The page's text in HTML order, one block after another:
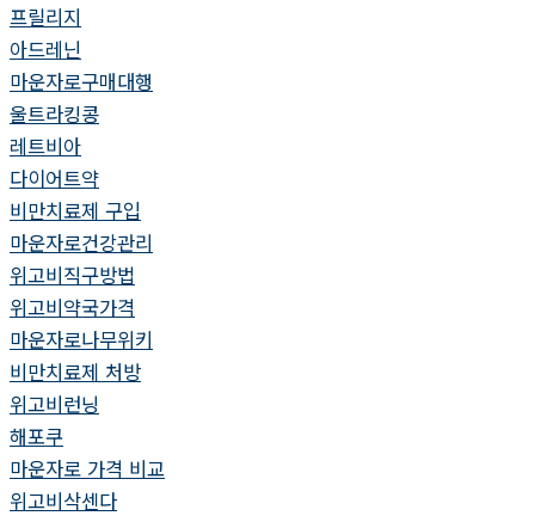
프릴리지
아드레닌
마운자로구매대행
울트라킹콩
레트비아
다이어트약
비만치료제 구입
마운자로건강관리
위고비직구방법
위고비약국가격
마운자로나무위키
비만치료제 처방
위고비런닝
해포쿠
마운자로 가격 비교
위고비삭센다